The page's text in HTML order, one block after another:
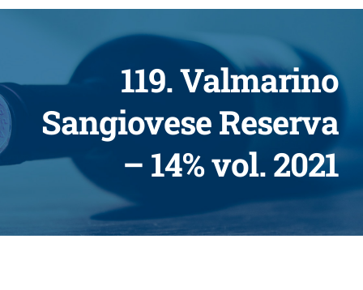
119. Valmarino
Sangiovese Reserva
– 14% vol. 2021